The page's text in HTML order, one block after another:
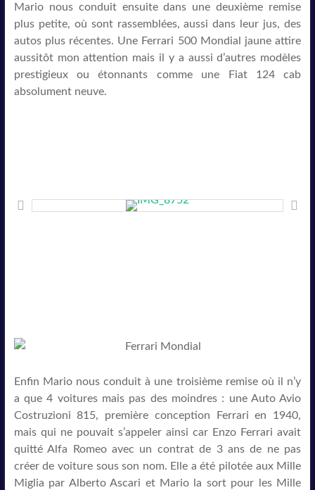
Mario nous conduit ensuite dans une deuxième remise
plus petite, où sont rassemblées, aussi dans leur jus, des
autos plus récentes. Une Ferrari 500 Mondial jaune attire
aussitôt mon attention mais il y a aussi d’autres modèles
prestigieux ou étonnants comme une Fiat 124 cab
absolument neuve.
Enfin Mario nous conduit à une troisième remise où il n’y
a que 4 voitures mais pas des moindres : une Auto Avio
Costruzioni 815, première conception Ferrari en 1940,
mais qui ne pouvait s’appeler ainsi car Enzo Ferrari avait
quitté Alfa Romeo avec un contrat de 3 ans de ne pas
créer de voiture sous son nom. Elle a été pilotée aux Mille
Miglia par Alberto Ascari et Mario la sort pour les Mille